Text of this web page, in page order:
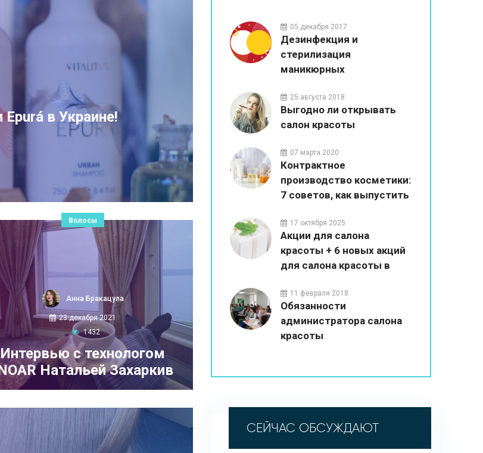
в Украине!
Волосы
Анна Бракацула
23 декабря 2021
1432
Интервью с технологом
Натальей Захаркив
05 декабря 2017
Дезинфекция и
стерилизация
маникюрных
красоты
25 августа 2018
Выгодно ли открывать
салон красоты
07 марта 2020
Контрактное
производство косметики:
7 советов, как выпустить
17 октября 2025
Акции для салона
красоты + 6 новых акций
для салона красоты в
11 февраля 2018
Обязанности
администратора салона
красоты
СЕЙЧАС ОБСУЖДАЮТ